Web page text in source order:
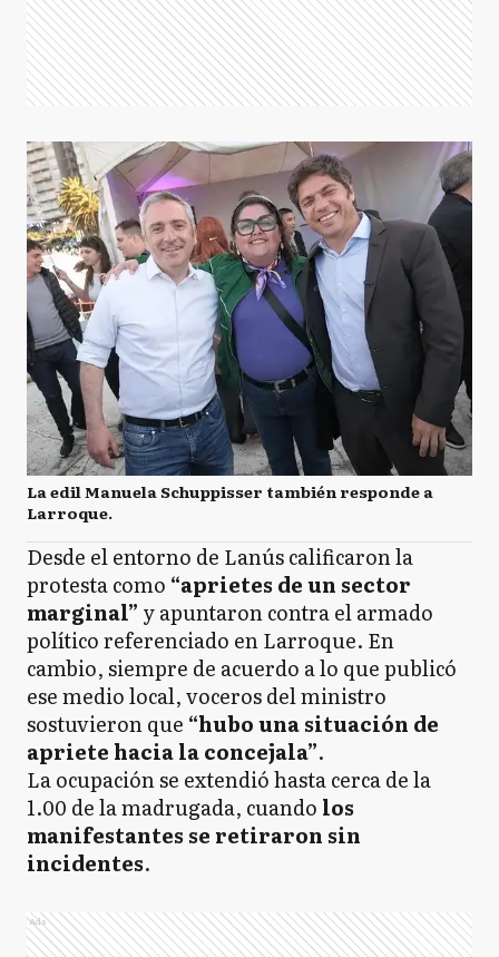
La edil Manuela Schuppisser también responde a
Larroque.
Desde el entorno de Lanús calificaron la
protesta como “aprietes de un sector
marginal” y apuntaron contra el armado
político referenciado en Larroque. En
cambio, siempre de acuerdo a lo que publicó
ese medio local, voceros del ministro
sostuvieron que “hubo una situación de
apriete hacia la concejala”.
La ocupación se extendió hasta cerca de la
1.00 de la madrugada, cuando los
manifestantes se retiraron sin
incidentes.
Ads